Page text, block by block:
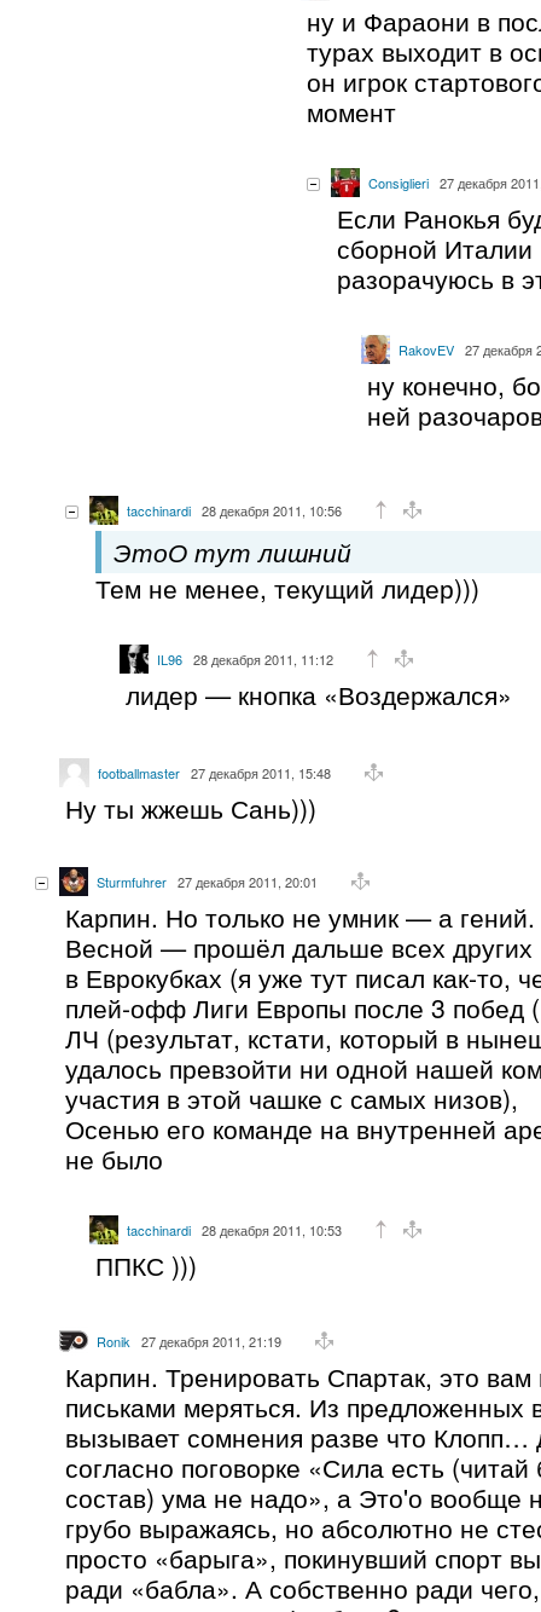
ну и Фараони в
турах выходит в
он игрок
момент
Consiglieri 27 декабря
Если Ранокья
сборной
разорачуюсь в
RakovEV 27 декабря
ну конечно,
ней
tacchinardi 28 декабря 2011, 10:56
ЭтоО тут лишний
Тем не менее, текущий лидер)))
IL96 28 декабря 2011, 11:12
лидер — кнопка «Воздержался»
footballmaster 27 декабря 2011, 15:48
Ну ты жжешь Сань)))
Sturmfuhrer 27 декабря 2011, 20:01
Карпин. Но только не умник — а гений.
Весной — прошёл дальше всех других
в Еврокубках (я уже тут писал как-то,
плей-офф Лиги Европы после 3 побед
ЛЧ (результат, кстати, который в
удалось превзойти ни одной нашей
участия в этой чашке с самых низов),
Осенью его команде на внутренней
не было
tacchinardi 28 декабря 2011, 10:53
ППКС )))
Ronik 27 декабря 2011, 21:19
Карпин. Тренировать Спартак, это вам
письками меряться. Из предложенных
вызывает сомнения разве что Клопп…
согласно поговорке «Сила есть
состав) ума не надо», а Это'о вообще
грубо выражаясь, но абсолютно не
просто «барыга», покинувший спорт
ради «бабла». А собственно ради